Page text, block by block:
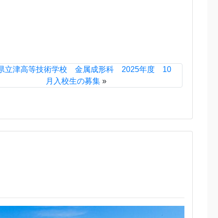
立津高等技術学校 金属成形科 2025年度 10
月入校生の募集 »